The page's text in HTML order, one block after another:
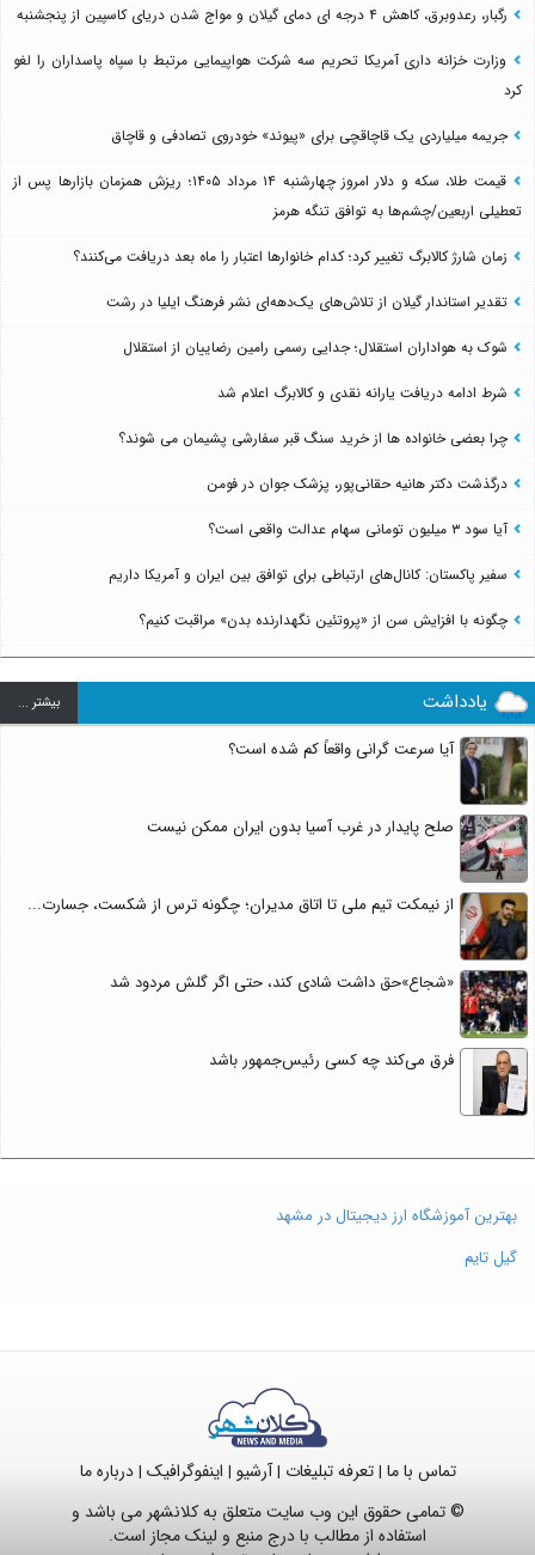
رگبار، رعدوبرق، کاهش ۴ درجه ای دمای گیلان و مواج شدن دریای کاسپین از پنجشنبه
وزارت خزانه داری آمریکا تحریم سه شرکت هواپیمایی مرتبط با سپاه پاسداران را لغو
کرد
جریمه میلیاردی یک قاچاقچی برای «پیوند» خودروی تصادفی و قاچاق
قیمت طلا، سکه و دلار امروز چهارشنبه ۱۴ مرداد ۱۴۰۵؛ ریزش همزمان بازارها پس از
تعطیلی اربعین/چشم‌ها به توافق تنگه هرمز
زمان شارژ کالابرگ تغییر کرد؛ کدام خانوارها اعتبار را ماه بعد دریافت می‌کنند؟
تقدیر استاندار گیلان از تلاش‌های یک‌دهه‌ای نشر فرهنگ ایلیا در رشت
شوک به هواداران استقلال؛ جدایی رسمی رامین رضاییان از استقلال
شرط ادامه دریافت یارانه نقدی و کالابرگ اعلام شد
چرا بعضی خانواده ها از خرید سنگ قبر سفارشی پشیمان می شوند؟
درگذشت دکتر هانیه حقانی‌پور، پزشک جوان در فومن
آیا سود ۳ میلیون تومانی سهام عدالت واقعی است؟
سفیر پاکستان: کانال‌های ارتباطی برای توافق بین ایران و آمریکا داریم
چگونه با افزایش سن از «پروتئین نگهدارنده بدن» مراقبت کنیم؟
یادداشت بيشتر ...
آیا سرعت گرانی واقعاً کم شده است؟
صلح پایدار در غرب آسیا بدون ایران ممکن نیست
از نیمکت تیم ملی تا اتاق مدیران؛ چگونه ترس از شکست، جسارت...
«شجاع»حق داشت شادی کند، حتی اگر گلش مردود شد
فرق می‌کند چه کسی رئیس‌جمهور باشد
بهترین آموزشگاه ارز دیجیتال در مشهد
گیل تایم
تماس با ما |تعرفه تبلیغات |آرشیو | اینفوگرافیک |درباره ما
© تمامی حقوق این وب سایت متعلق به کلانشهر می باشد و
استفاده از مطالب با درج منبع و لینک مجاز است.